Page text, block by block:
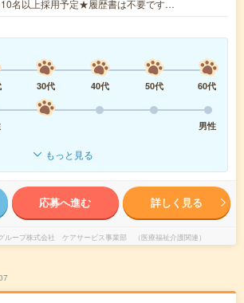
名以上採用予定★履歴書は不要です…
30代 40代 50代
60代
男性
もっと見る
応募へ進む 詳しく見る
ループ株式会社 ケアサービス事業部 （医療福祉介護関連）